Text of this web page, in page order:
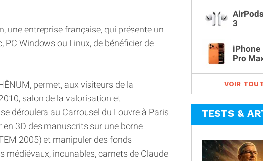
une entreprise française, qui présente un
Windows ou Linux, de bénéficier de
permet, aux visiteurs de la
2010, salon de la valorisation et
déroulera au Carrousel du Louvre à Paris
en 3D des manuscrits sur une borne
2005) et manipuler des fonds
incunables, carnets de Claude
3
iPhone
Pro
VOIR
TESTS &